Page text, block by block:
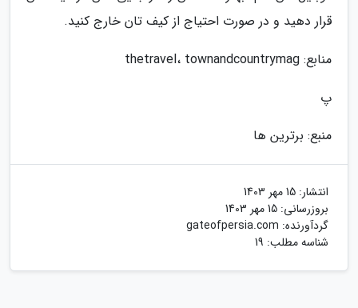
قرار دهید و در صورت احتیاج از کیف تان خارج کنید.
منابع: thetravel، townandcountrymag
پ
منبع: برترین ها
انتشار: 15 مهر 1403
بروزرسانی: 15 مهر 1403
گردآورنده: gateofpersia.com
شناسه مطلب: 19